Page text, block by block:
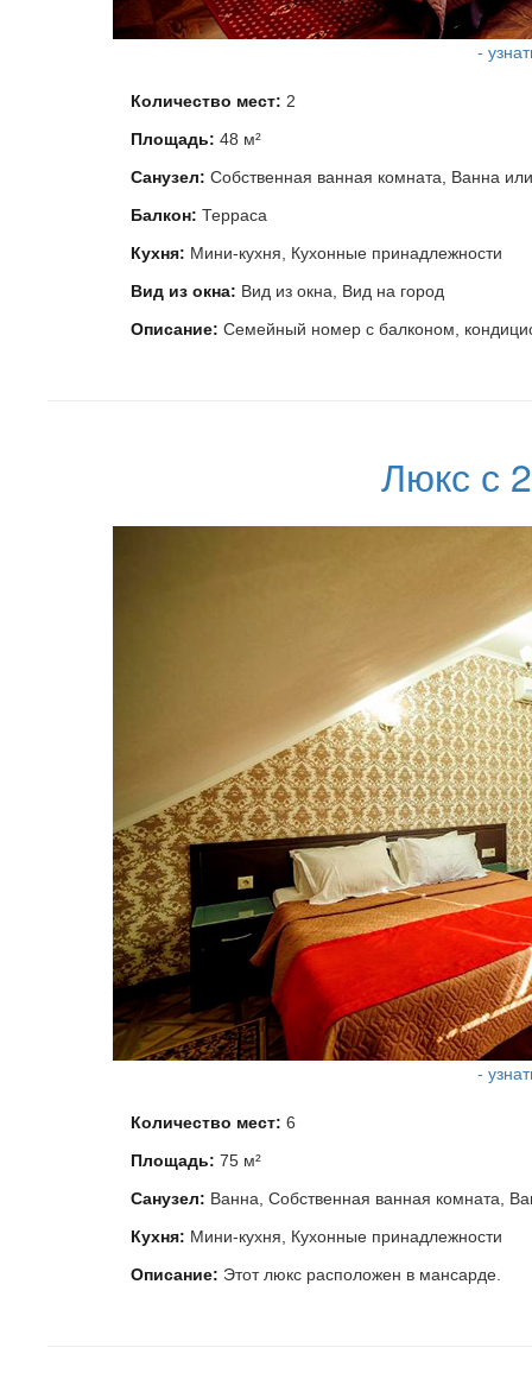
-
Количество мест: 2
Площадь: 48 м²
Санузел: Собственная ванная комната, Ванна
Балкон: Терраса
Кухня: Мини-кухня, Кухонные принадлежности
Вид из окна: Вид из окна, Вид на город
Описание: Семейный номер с балконом,
Люкс с
-
Количество мест: 6
Площадь: 75 м²
Санузел: Ванна, Собственная ванная комната,
Кухня: Мини-кухня, Кухонные принадлежности
Описание: Этот люкс расположен в мансарде.